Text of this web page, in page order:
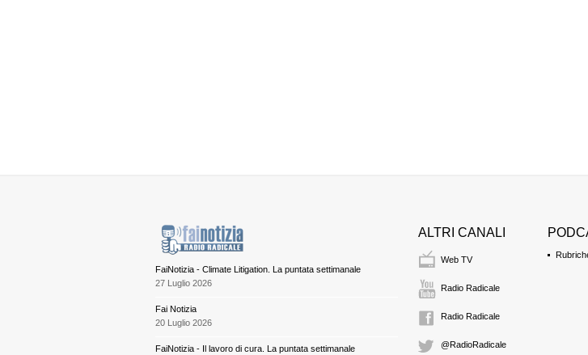
FaiNotizia - Climate Litigation. La puntata settimanale
27 Luglio 2026
Fai Notizia
20 Luglio 2026
FaiNotizia - Il lavoro di cura. La puntata settimanale
ALTRI CANALI
Web TV
Radio Radicale
Radio Radicale
@RadioRadicale